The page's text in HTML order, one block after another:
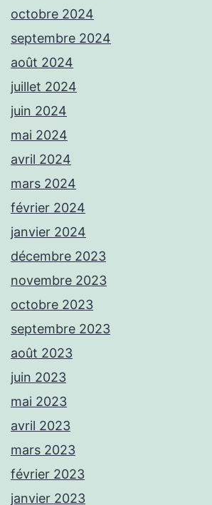
octobre 2024
septembre 2024
août 2024
juillet 2024
juin 2024
mai 2024
avril 2024
mars 2024
février 2024
janvier 2024
décembre 2023
novembre 2023
octobre 2023
septembre 2023
août 2023
juin 2023
mai 2023
avril 2023
mars 2023
février 2023
janvier 2023